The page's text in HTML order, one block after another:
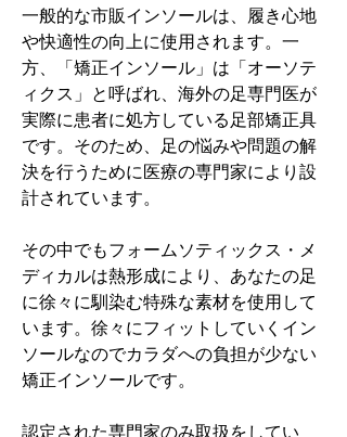
一般的な市販インソールは、履き心地
や快適性の向上に使用されます。一
方、「矯正インソール」は「オーソテ
ィクス」と呼ばれ、海外の足専門医が
実際に患者に処方している足部矯正具
です。そのため、足の悩みや問題の解
決を行うために医療の専門家により設
計されています。
その中でもフォームソティックス・メ
ディカルは熱形成により、あなたの足
に徐々に馴染む特殊な素材を使用して
います。徐々にフィットしていくイン
ソールなのでカラダへの負担が少ない
矯正インソールです。
認定された専門家のみ取扱をしてい